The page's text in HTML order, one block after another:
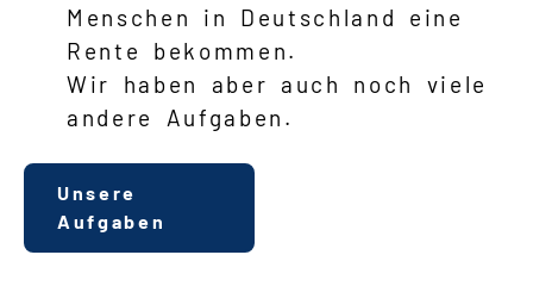
Menschen in Deutschland eine
Rente bekommen.
Wir haben aber auch noch viele
andere Aufgaben.
Unsere
Aufgaben